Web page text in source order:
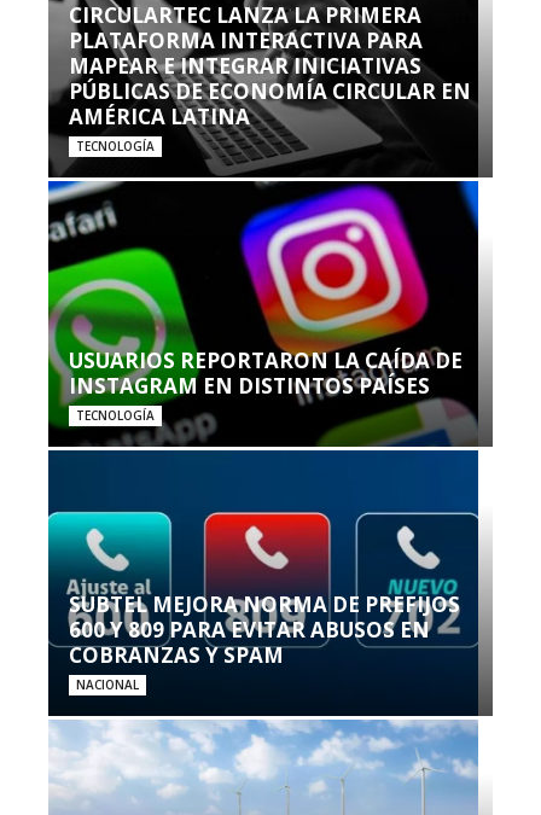
CIRCULARTEC LANZA LA PRIMERA
PLATAFORMA INTERACTIVA PARA
MAPEAR E INTEGRAR INICIATIVAS
PÚBLICAS DE ECONOMÍA CIRCULAR EN
AMÉRICA LATINA
TECNOLOGÍA
USUARIOS REPORTARON LA CAÍDA DE
INSTAGRAM EN DISTINTOS PAÍSES
TECNOLOGÍA
SUBTEL MEJORA NORMA DE PREFIJOS
600 Y 809 PARA EVITAR ABUSOS EN
COBRANZAS Y SPAM
NACIONAL